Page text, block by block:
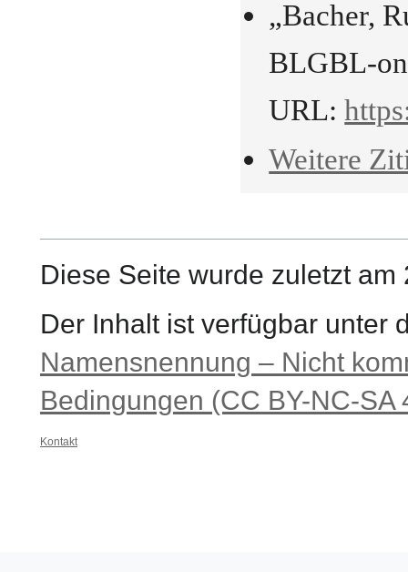
„Bacher,
BLGBL-
URL:
Weitere
Diese Seite wurde zuletzt
Der Inhalt ist verfügbar unter
Namensnennung – Nicht
Bedingungen (CC BY-NC-SA
Kontakt